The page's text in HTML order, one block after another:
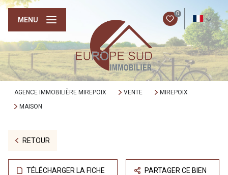
0
FR
MENU
AGENCE IMMOBILIÈRE MIREPOIX VENTE
MIREPOIX
MAISON
RETOUR
TÉLÉCHARGER LA FICHE PARTAGER CE BIEN